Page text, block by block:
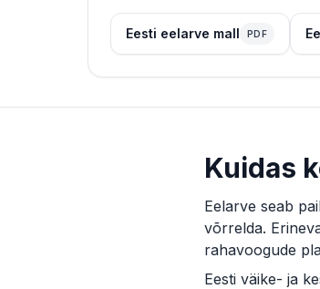
Eesti eelarve mall PDF
Kuidas
Eelarve seab
võrrelda.
rahavoogude
Eesti väike- ja